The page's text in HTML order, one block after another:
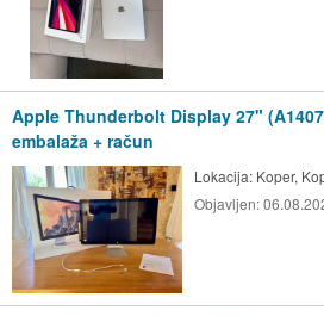
Apple Thunderbolt Display 27"
embalaža + račun
Lokacija: Koper,
Objavljen: